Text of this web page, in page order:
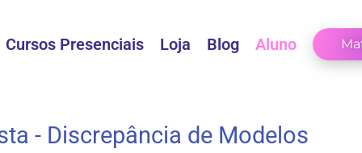
Cursos Presenciais Loja Blog Aluno
- Discrepância de Modelos